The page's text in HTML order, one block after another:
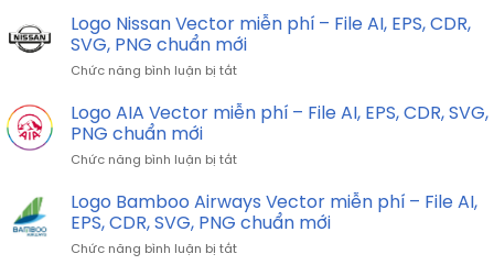
SVG,
CDR,
mới,
miễn
File
AI,
CDR,
PNG
VTV3
Vector
phí
File
CDR,
PNG
chuẩn
Logo Nissan Vector miễn phí – File AI, EPS, CDR,
SVG, PNG chuẩn mới
Chức năng bình luận bị tắtở
Nissan
Vector
phí
File
AI,
CDR,
Logo AIA Vector miễn phí – File AI, EPS, CDR, SVG,
PNG chuẩn mới
Chức năng bình luận bị tắtở
AIA
Vector
phí
Logo Bamboo Airways Vector miễn phí – File AI,
EPS, CDR, SVG, PNG chuẩn mới
Chức năng bình luận bị tắtở